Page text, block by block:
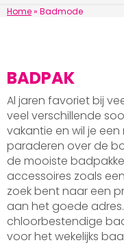
Home» Badmode
BADPAK
Al jaren favoriet bij
veel verschillende
vakantie en wil je
paraderen over de
de mooiste
accessoires zoals
zoek bent naar een
aan het goede
chloorbestendige
voor het wekelijks